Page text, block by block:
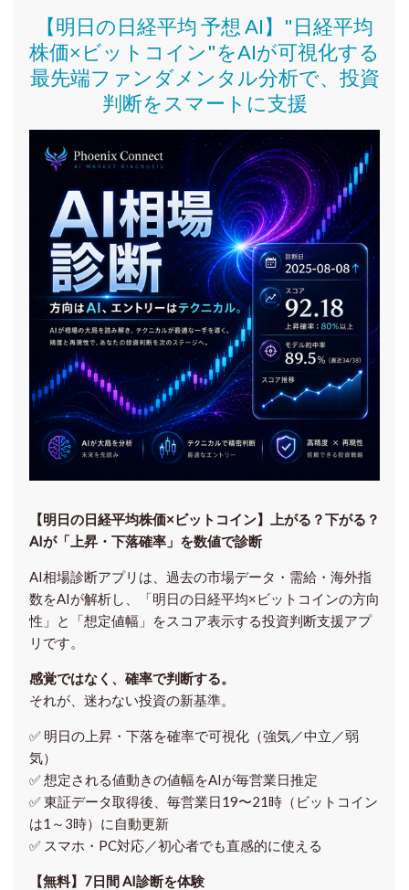
【明日の日経平均 予想 AI】"日経平均
株価×ビットコイン"をAIが可視化する
最先端ファンダメンタル分析で、投資
判断をスマートに支援
【明日の⽇経平均株価×ビットコイン】上がる？下がる？
AIが「上昇・下落確率」を数値で診断
AI相場診断アプリは、過去の市場データ・需給・海外指
数をAIが解析し、「明日の日経平均×ビットコインの方向
性」と「想定値幅」をスコア表示する投資判断支援アプ
リです。
感覚ではなく、確率で判断する。
それが、迷わない投資の新基準。
✅ 明日の上昇・下落を確率で可視化（強気／中立／弱
気）
✅ 想定される値動きの値幅をAIが毎営業日推定
✅ 東証データ取得後、 毎営業日19〜21時（ビットコイン
は1～3時）に自動更新
✅ スマホ・PC対応／初心者でも直感的に使える
【無料】7日間 AI診断を体験